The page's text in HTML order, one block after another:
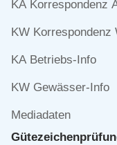
KA Korrespondenz
KW
KA Betriebs-Info
KW Gewässer-Info
Mediadaten